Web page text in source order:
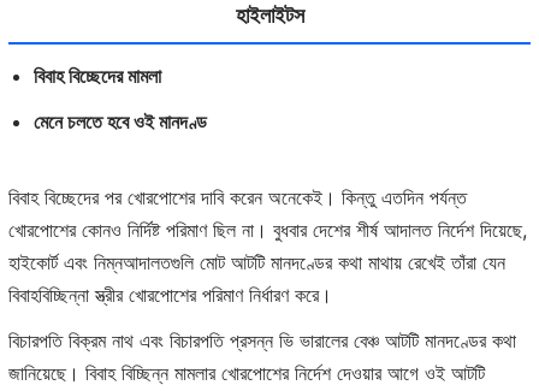
হাইলাইটস
বিবাহ বিচ্ছেদের মামলা
মেনে চলতে হবে ওই মানদণ্ড
বিবাহ বিচ্ছেদের পর খোরপোশের দাবি করেন অনেকেই। কিন্তু এতদিন পর্যন্ত
খোরপোশের কোনও নির্দিষ্ট পরিমাণ ছিল না। বুধবার দেশের শীর্ষ আদালত নির্দেশ দিয়েছে,
হাইকোর্ট এবং নিম্নআদালতগুলি মোট আটটি মানদণ্ডের কথা মাথায় রেখেই তাঁরা যেন
বিবাহবিচ্ছিন্না স্ত্রীর খোরপোশের পরিমাণ নির্ধারণ করে।
বিচারপতি বিক্রম নাথ এবং বিচারপতি প্রসন্ন ভি ভারালের বেঞ্চ আটটি মানদণ্ডের কথা
জানিয়েছে। বিবাহ বিচ্ছিন্ন মামলার খোরপোশের নির্দেশ দেওয়ার আগে ওই আটটি